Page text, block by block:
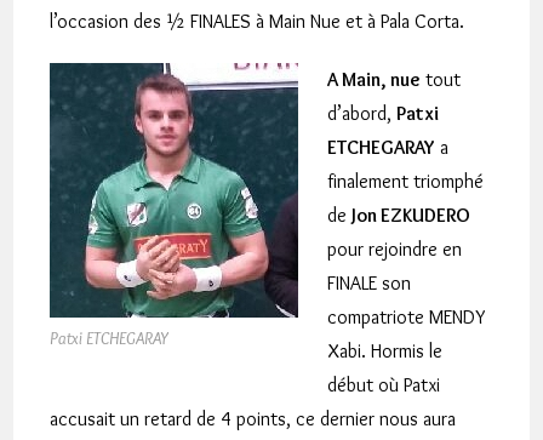
l’occasion des ½ FINALES à Main Nue et à Pala Corta.
Patxi ETCHEGARAY
A Main, nue tout
d’abord,Patxi
ETCHEGARAY a
finalement triomphé
deJon EZKUDERO
pour rejoindre en
FINALE son
compatriote MENDY
Xabi. Hormis le
début où Patxi
accusait un retard de 4 points, ce dernier nous aura